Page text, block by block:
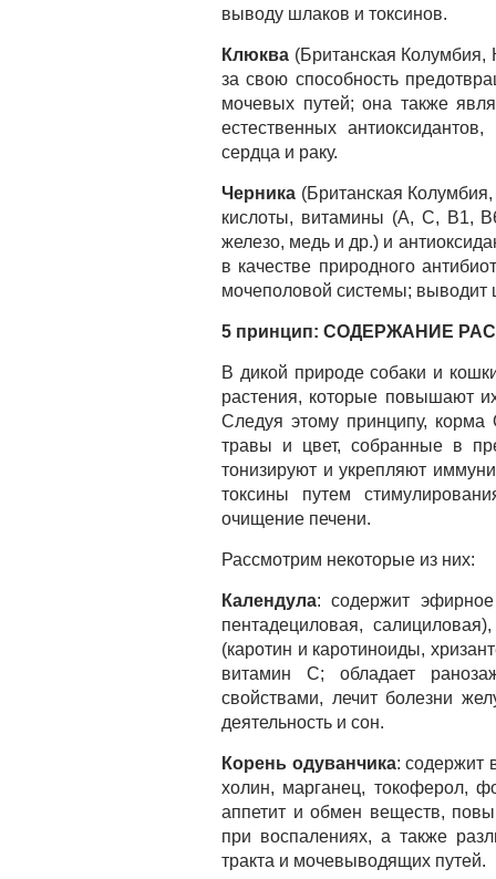
выводу шлаков и токсинов.
Клюква (Британская Колумбия,
за свою способность
мочевых путей; она также
естественных
сердца и раку.
Черника (Британская
кислоты, витамины (А, С, В1,
железо, медь и др.) и
в качестве природного
мочеполовой системы; выводит
5 принцип: СОДЕРЖАНИЕ
В дикой природе собаки и
растения, которые повышают
Следуя этому принципу, корма
травы и цвет, собранные в
тонизируют и укрепляют
токсины путем
очищение печени.
Рассмотрим некоторые из них:
Календула: содержит эфирное
пентадециловая,
(каротин и каротиноиды,
витамин С; обладает
свойствами, лечит болезни
деятельность и сон.
Корень одуванчика: содержит
холин, марганец, токоферол,
аппетит и обмен веществ,
при воспалениях, а также
тракта и мочевыводящих путей.